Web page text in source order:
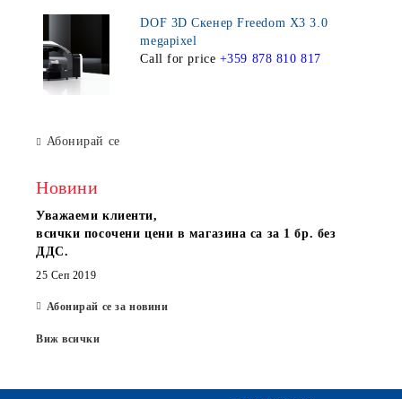
DOF 3D Скенер Freedom X3 3.0
megapixel
Call for price +359 878 810 817
Абонирай се
Новини
Уважаеми клиенти,
всички посочени цени в магазина са за 1 бр. без
ДДС.
25 Сеп 2019
Абонирай се за новини
Виж всички